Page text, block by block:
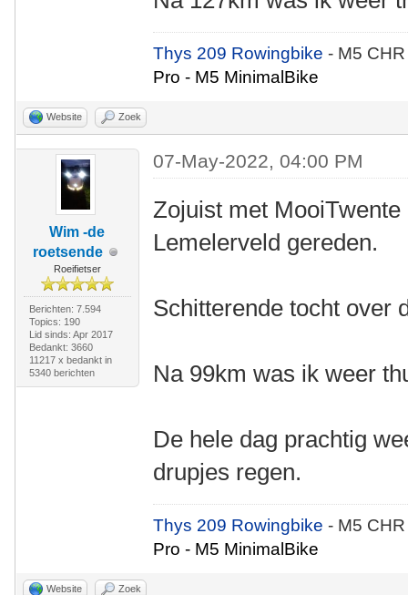
Thys 209 Rowingbike- M5
Pro - M5 MinimalBike
Website Zoek
Wim -de
roetsende
Roeifietser
Berichten: 7.594
Topics: 190
Lid sinds: Apr 2017
Bedankt: 3660
11217 x bedankt in
5340 berichten
07-May-2022, 04:00 PM
Zojuist met
Lemelerveld gereden.
Schitterende tocht over
Na 99km was ik weer
De hele dag prachtig
drupjes regen.
Thys 209 Rowingbike- M5
Pro - M5 MinimalBike
Website Zoek